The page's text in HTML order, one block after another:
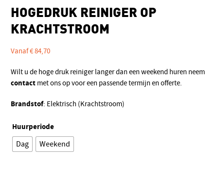
HOGEDRUK REINIGER OP
KRACHTSTROOM
Vanaf€84,70
Wilt u de hoge druk reiniger langer dan een weekend huren neem
contact met ons op voor een passende termijn en offerte.
Brandstof: Elektrisch (Krachtstroom)
Huurperiode
Dag
Weekend